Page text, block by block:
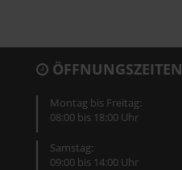
ÖFFNUNGSZEITEN
Montag bis Freitag:
08:00 bis 18:00 Uhr
Samstag:
09:00 bis 14:00 Uhr